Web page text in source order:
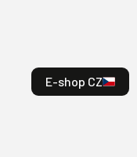
E-shop CZ